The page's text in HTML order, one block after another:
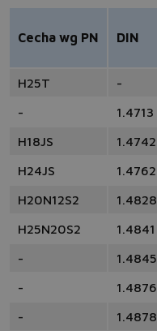
Cecha wg PN DIN
H25T -
-
1.4713
H18JS
1.4742
H24JS
1.4762
H20N12S2
1.4828
H25N20S2
1.4841
-
1.4845
-
1.4876
-
1.4878